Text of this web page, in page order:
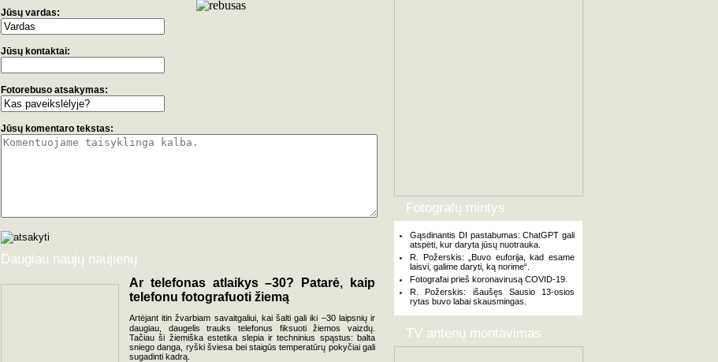
Jūsų vardas:
Jūsų kontaktai:
Fotorebuso atsakymas:
Jūsų komentaro tekstas:
Daugiau naujų naujienų
Ar telefonas atlaikys –30? Patarė, kaip
telefonu fotografuoti žiemą
Artėjant itin žvarbiam savaitgaliui, kai šalti gali iki –30 laipsnių ir
daugiau, daugelis trauks telefonus fiksuoti žiemos vaizdų.
Tačiau ši žiemiška estetika slepia ir techninius spąstus: balta
sniego danga, ryški šviesa bei staigūs temperatūrų pokyčiai gali
sugadinti kadrą.
Fotografų mintys
Gąsdinantis DI pastabumas: ChatGPT gali
atspėti, kur daryta jūsų nuotrauka.
R. Požerskis: „Buvo euforija, kad esame
laisvi, galime daryti, ką norime“.
Fotografai prieš koronavirusą COVID-19.
R. Požerskis: išaušęs Sausio 13-osios
rytas buvo labai skausmingas.
TV antenų montavimas